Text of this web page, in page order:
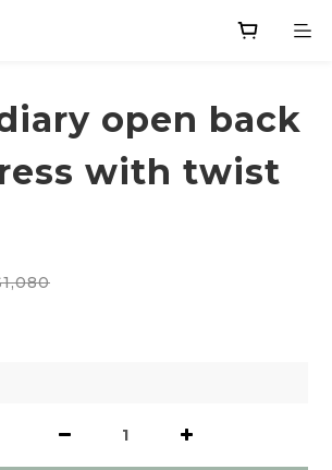
open back
with twist